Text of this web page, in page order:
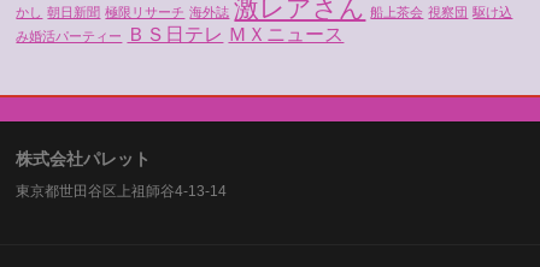
かし 朝日新聞 極限リサーチ 海外誌 激レアさん 船上茶会 視察団 駆け込
み婚活パーティー
ＢＳ日テレ ＭＸニュース
株式会社パレット
東京都世田谷区上祖師谷4-13-14